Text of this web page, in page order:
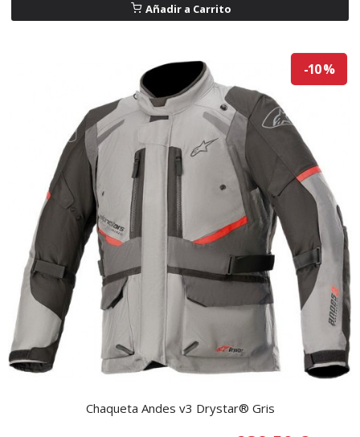
Añadir a Carrito
-10 %
Chaqueta Andes v3 Drystar® Gris